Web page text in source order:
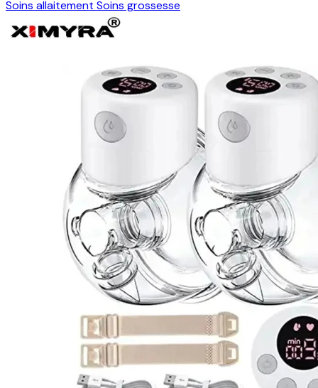
Soins allaitement Soins grossesse